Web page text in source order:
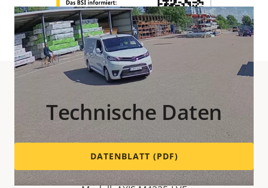
Technische Daten
DATENBLATT (PDF)